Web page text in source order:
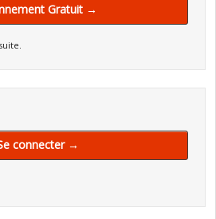
Gratuit →
connecter →